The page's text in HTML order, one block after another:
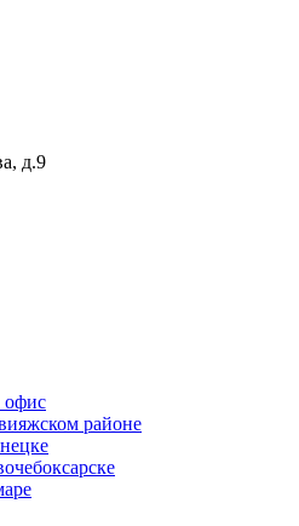
д.9
офис
районе